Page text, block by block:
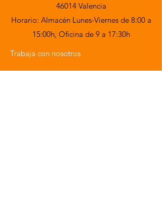
46014 Valencia
Horario: Almacén Lunes-Viernes de 8:00 a
15:00h, Oficina de 9 a 17:30h
Trabaja con nosotros